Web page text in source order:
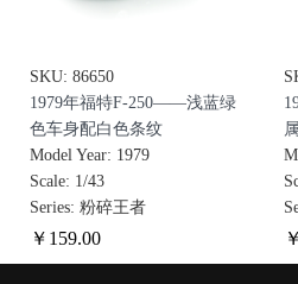
SKU: 86650
1979年福特F-250——浅蓝绿
色车身配白色条纹
Model Year: 1979
Scale: 1/43
Series: 粉碎王者
￥ 159.00 ￥